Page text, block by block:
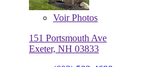
VoirPhotos
151 Portsmouth Ave
Exeter, NH 03833